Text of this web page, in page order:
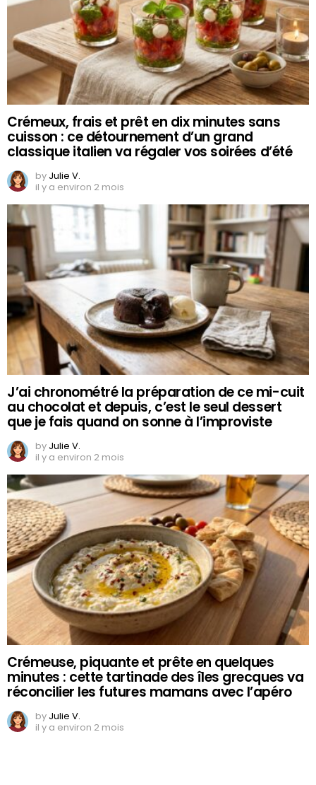
Crémeux, frais et prêt en dix minutes sans
cuisson : ce détournement d’un grand
classique italien va régaler vos soirées d’été
by Julie V.
il y a environ 2 mois
J’ai chronométré la préparation de ce mi-cuit
au chocolat et depuis, c’est le seul dessert
que je fais quand on sonne à l’improviste
by Julie V.
il y a environ 2 mois
Crémeuse, piquante et prête en quelques
minutes : cette tartinade des îles grecques va
réconcilier les futures mamans avec l’apéro
by Julie V.
il y a environ 2 mois